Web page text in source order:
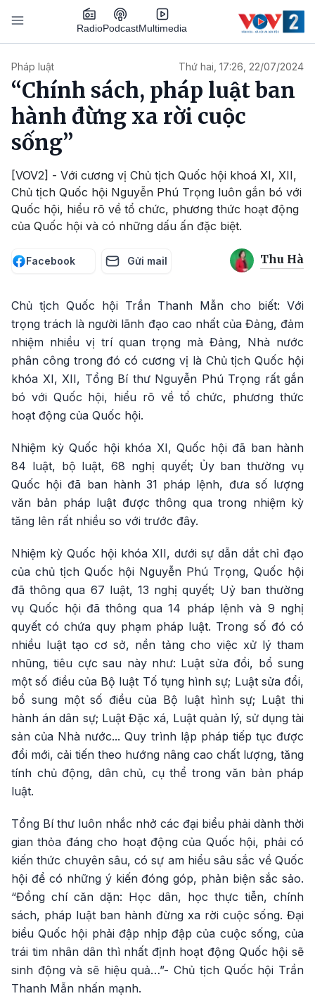
Nhảy đến nội dung
RadioPodcastMultimedia
Pháp luật Thứ hai, 17:26, 22/07/2024
“Chính sách, pháp luật ban
hành đừng xa rời cuộc
sống”
[VOV2] - Với cương vị Chủ tịch Quốc hội khoá XI, XII,
Chủ tịch Quốc hội Nguyễn Phú Trọng luôn gắn bó với
Quốc hội, hiểu rõ về tổ chức, phương thức hoạt động
của Quốc hội và có những dấu ấn đặc biệt.
Facebook Gửi mail Thu Hà
Chủ tịch Quốc hội Trần Thanh Mẫn cho biết: Với
trọng trách là người lãnh đạo cao nhất của Đảng, đảm
nhiệm nhiều vị trí quan trọng mà Đảng, Nhà nước
phân công trong đó có cương vị là Chủ tịch Quốc hội
khóa XI, XII, Tổng Bí thư Nguyễn Phú Trọng rất gắn
bó với Quốc hội, hiểu rõ về tổ chức, phương thức
hoạt động của Quốc hội.
Nhiệm kỳ Quốc hội khóa XI, Quốc hội đã ban hành
84 luật, bộ luật, 68 nghị quyết; Ủy ban thường vụ
Quốc hội đã ban hành 31 pháp lệnh, đưa số lượng
văn bản pháp luật được thông qua trong nhiệm kỳ
tăng lên rất nhiều so với trước đây.
Nhiệm kỳ Quốc hội khóa XII, dưới sự dẫn dắt chỉ đạo
của chủ tịch Quốc hội Nguyễn Phú Trọng, Quốc hội
đã thông qua 67 luật, 13 nghị quyết; Uỷ ban thường
vụ Quốc hội đã thông qua 14 pháp lệnh và 9 nghị
quyết có chứa quy phạm pháp luật. Trong số đó có
nhiều luật tạo cơ sở, nền tảng cho việc xử lý tham
nhũng, tiêu cực sau này như: Luật sửa đổi, bổ sung
một số điều của Bộ luật Tố tụng hình sự; Luật sửa đổi,
bổ sung một số điều của Bộ luật hình sự; Luật thi
hành án dân sự; Luật Đặc xá, Luật quản lý, sử dụng tài
sản của Nhà nước... Quy trình lập pháp tiếp tục được
đổi mới, cải tiến theo hướng nâng cao chất lượng, tăng
tính chủ động, dân chủ, cụ thể trong văn bản pháp
luật.
Tổng Bí thư luôn nhắc nhở các đại biểu phải dành thời
gian thỏa đáng cho hoạt động của Quốc hội, phải có
kiến thức chuyên sâu, có sự am hiểu sâu sắc về Quốc
hội để có những ý kiến đóng góp, phản biện sắc sảo.
“Đồng chí căn dặn: Học dân, học thực tiễn, chính
sách, pháp luật ban hành đừng xa rời cuộc sống. Đại
biểu Quốc hội phải đập nhịp đập của cuộc sống, của
trái tim nhân dân thì nhất định hoạt động Quốc hội sẽ
sinh động và sẽ hiệu quả…”- Chủ tịch Quốc hội Trần
Thanh Mẫn nhấn mạnh.